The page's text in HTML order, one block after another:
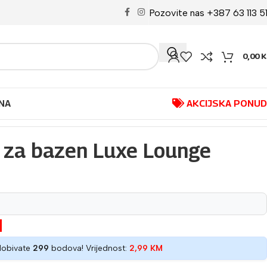
Pozovite nas +387 63 113
0,00
AKCIJSKA
bazen Luxe Lounge
299 bodova! Vrijednost: 2,99 KM